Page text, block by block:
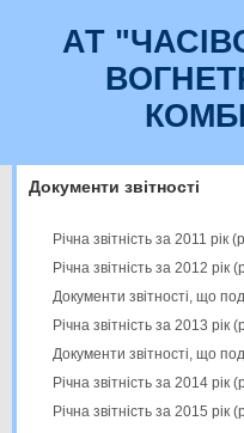
АТ
Документи звітності
Річна звітність за 2011
Річна звітність за 2012
Документи звітності, що
Річна звітність за 2013
Документи звітності, що
Річна звітність за 2014
Річна звітність за 2015